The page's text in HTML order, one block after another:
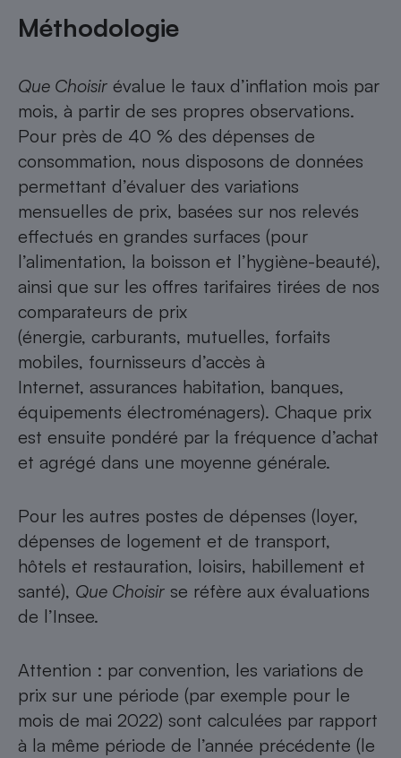
Méthodologie
Que Choisir évalue le taux d’inflation mois par
mois, à partir de ses propres observations.
Pour près de 40 % des dépenses de
consommation, nous disposons de données
permettant d’évaluer des variations
mensuelles de prix, basées sur nos relevés
effectués en grandes surfaces (pour
l’alimentation, la boisson et l’hygiène-beauté),
ainsi que sur les offres tarifaires tirées de nos
comparateurs de prix
(énergie, carburants, mutuelles, forfaits
mobiles, fournisseurs d’accès à
Internet, assurances habitation, banques,
équipements électroménagers). Chaque prix
est ensuite pondéré par la fréquence d’achat
et agrégé dans une moyenne générale.
Pour les autres postes de dépenses (loyer,
dépenses de logement et de transport,
hôtels et restauration, loisirs, habillement et
santé), Que Choisir se réfère aux évaluations
de l’Insee.
Attention : par convention, les variations de
prix sur une période (par exemple pour le
mois de mai 2022) sont calculées par rapport
à la même période de l’année précédente (le